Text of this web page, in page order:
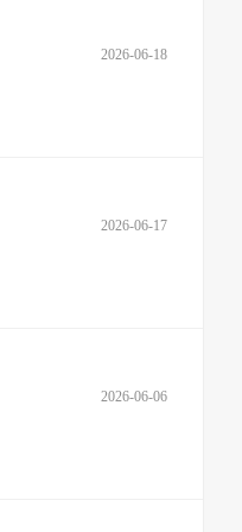
2026-06-18
2026-06-17
2026-06-06